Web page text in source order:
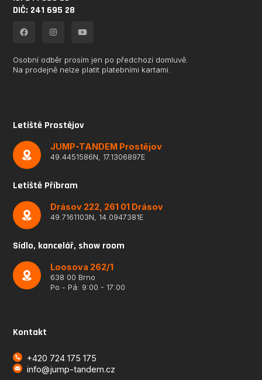
DIČ: 241 695 28
Osobní odběr prosím jen po předchozí domluvě.
Na prodejně nelze platit platebními kartami.
Letiště Prostějov
JUMP-TANDEM Prostějov
49.4451586N, 17.1306897E
Letiště Příbram
Drásov 222, 261 01 Drásov
49.7161103N, 14.0947381E
Sídlo, kancelář, show room
Loosova 262/1
638 00 Brno
Po - Pá: 9:00 - 17:00
Kontakt
+420 724 175 175
info@jump-tandem.cz